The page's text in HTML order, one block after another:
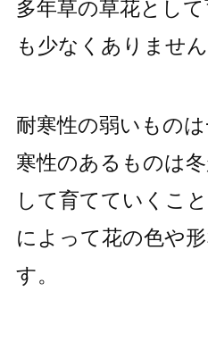
多年草の草花とし
も少なくありません
耐寒性の弱いもの
寒性のあるものは
して育てていくこ
によって花の色や
す。